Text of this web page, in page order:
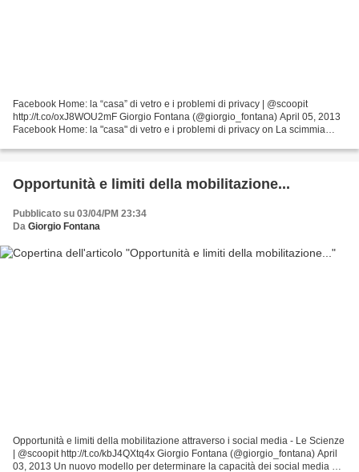
Facebook Home: la “casa” di vetro e i problemi di privacy | @scoopit
http://t.co/oxJ8WOU2mF Giorgio Fontana (@giorgio_fontana) April 05, 2013
Facebook Home: la "casa" di vetro e i problemi di privacy on La scimmia
Opportunità e limiti della mobilitazione...
Pubblicato su 03/04/PM 23:34
Da Giorgio Fontana
Opportunità e limiti della mobilitazione attraverso i social media - Le Scienze
| @scoopit http://t.co/kbJ4QXtq4x Giorgio Fontana (@giorgio_fontana) April
03, 2013 Un nuovo modello per determinare la capacità dei social media di